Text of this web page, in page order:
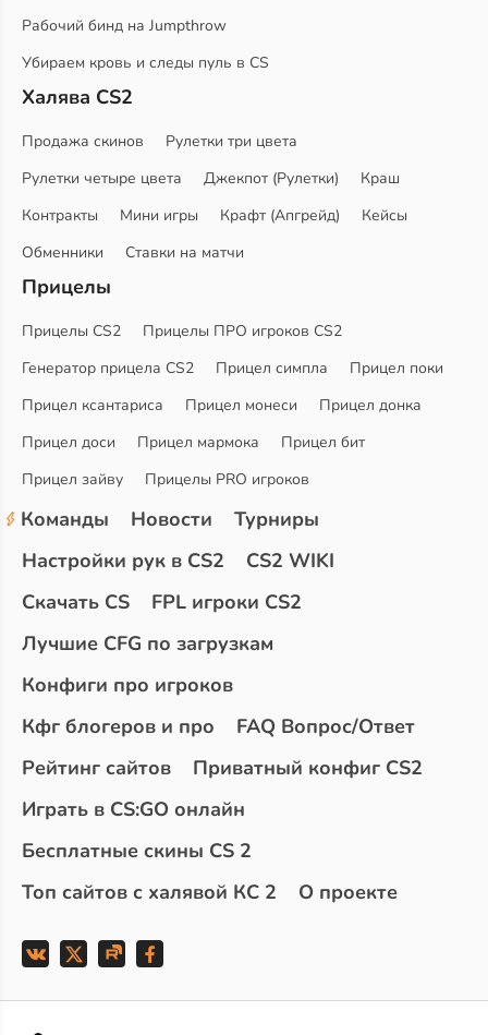
Рабочий бинд на Jumpthrow
Убираем кровь и следы пуль в CS
Халява CS2
Продажа скинов
Рулетки три цвета
Рулетки четыре цвета
Джекпот (Рулетки)
Краш
Контракты
Мини игры Крафт (Апгрейд)
Кейсы
Обменники
Ставки на матчи
Прицелы
Прицелы CS2
Прицелы ПРО игроков CS2
Генератор прицела CS2
Прицел симпла
Прицел поки
Прицел ксантариса
Прицел монеси
Прицел донка
Прицел доси
Прицел мармока
Прицел бит
Прицел зайву
Прицелы PRO игроков
Команды Новости
Турниры
Настройки рук в CS2
CS2 WIKI
Скачать CS
FPL игроки CS2
Лучшие CFG по загрузкам
Конфиги про игроков
Кфг блогеров и про
FAQ Вопрос/Ответ
Рейтинг сайтов
Приватный конфиг CS2
Играть в CS:GO онлайн
Бесплатные скины CS 2
Топ сайтов с халявой КС 2
О проекте